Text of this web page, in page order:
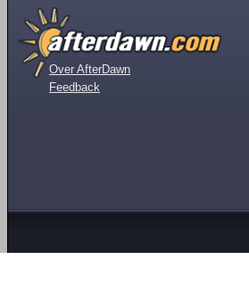
Over AfterDawn
Feedback